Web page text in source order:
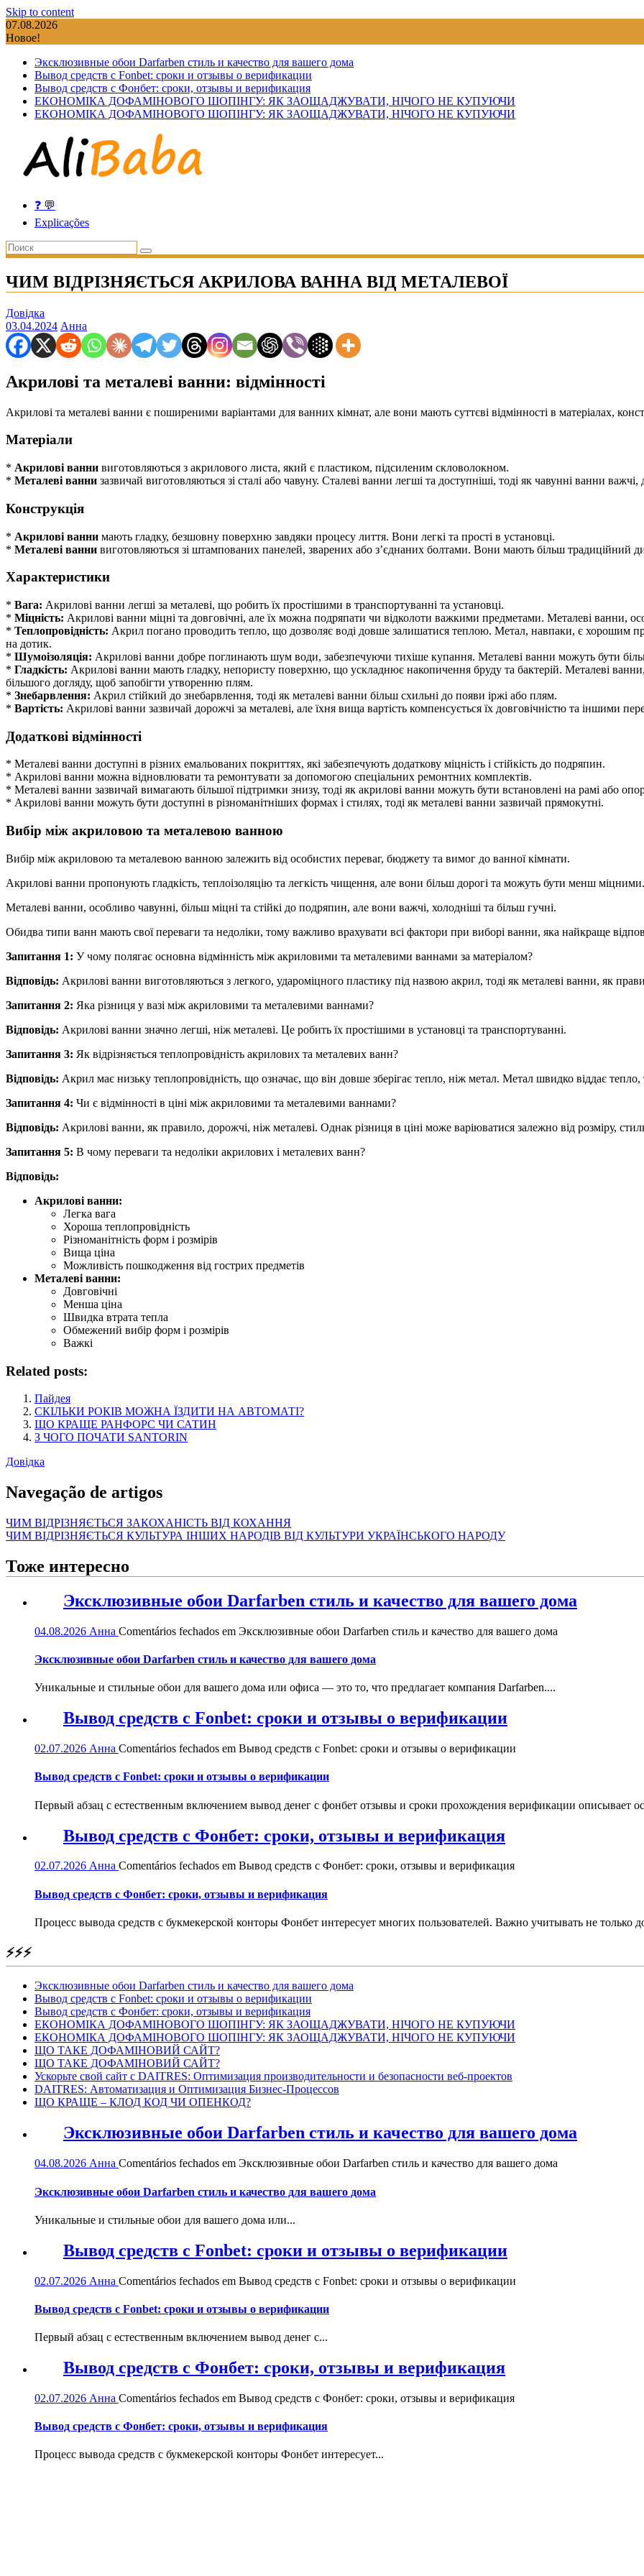
Skip to content
07.08.2026
Новое!
Эксклюзивные обои Darfarben стиль и качество для вашего дома
Вывод средств с Fonbet: сроки и отзывы о верификации
Вывод средств с Фонбет: сроки, отзывы и верификация
ЕКОНОМІКА ДОФАМІНОВОГО ШОПІНГУ: ЯК ЗАОЩАДЖУВАТИ, НІЧОГО НЕ КУПУЮЧИ
ЕКОНОМІКА ДОФАМІНОВОГО ШОПІНГУ: ЯК ЗАОЩАДЖУВАТИ, НІЧОГО НЕ КУПУЮЧИ
❓ 💬
Explicações
ЧИМ ВІДРІЗНЯЄТЬСЯ АКРИЛОВА ВАННА ВІД МЕТАЛЕВОЇ
Довідка
03.04.2024 Анна
Акрилові та металеві ванни: відмінності
Акрилові та металеві ванни є поширеними варіантами для ванних кімнат, але вони мають суттєві відмінності в матеріалах,
Матеріали
* Акрилові ванни виготовляються з акрилового листа, який є пластиком, підсиленим скловолокном.
* Металеві ванни зазвичай виготовляються зі сталі або чавуну. Сталеві ванни легші та доступніші, тоді як чавунні ванни важчі,
Конструкція
* Акрилові ванни мають гладку, безшовну поверхню завдяки процесу лиття. Вони легкі та прості в установці.
* Металеві ванни виготовляються зі штампованих панелей, зварених або з’єднаних болтами. Вони мають більш традиційний
Характеристики
* Вага: Акрилові ванни легші за металеві, що робить їх простішими в транспортуванні та установці.
* Міцність: Акрилові ванни міцні та довговічні, але їх можна подряпати чи відколоти важкими предметами. Металеві ванни,
* Теплопровідність: Акрил погано проводить тепло, що дозволяє воді довше залишатися теплою. Метал, навпаки, є хорошим
на дотик.
* Шумоізоляція: Акрилові ванни добре поглинають шум води, забезпечуючи тихіше купання. Металеві ванни можуть бути
* Гладкість: Акрилові ванни мають гладку, непористу поверхню, що ускладнює накопичення бруду та бактерій. Металеві
більшого догляду, щоб запобігти утворенню плям.
* Знебарвлення: Акрил стійкий до знебарвлення, тоді як металеві ванни більш схильні до появи іржі або плям.
* Вартість: Акрилові ванни зазвичай дорожчі за металеві, але їхня вища вартість компенсується їх довговічністю та іншими
Додаткові відмінності
* Металеві ванни доступні в різних емальованих покриттях, які забезпечують додаткову міцність і стійкість до подряпин.
* Акрилові ванни можна відновлювати та ремонтувати за допомогою спеціальних ремонтних комплектів.
* Металеві ванни зазвичай вимагають більшої підтримки знизу, тоді як акрилові ванни можуть бути встановлені на рамі або
* Акрилові ванни можуть бути доступні в різноманітніших формах і стилях, тоді як металеві ванни зазвичай прямокутні.
Вибір між акриловою та металевою ванною
Вибір між акриловою та металевою ванною залежить від особистих переваг, бюджету та вимог до ванної кімнати.
Акрилові ванни пропонують гладкість, теплоізоляцію та легкість чищення, але вони більш дорогі та можуть бути менш міцними.
Металеві ванни, особливо чавунні, більш міцні та стійкі до подряпин, але вони важчі, холодніші та більш гучні.
Обидва типи ванн мають свої переваги та недоліки, тому важливо врахувати всі фактори при виборі ванни, яка найкраще
Запитання 1: У чому полягає основна відмінність між акриловими та металевими ваннами за матеріалом?
Відповідь: Акрилові ванни виготовляються з легкого, удароміцного пластику під назвою акрил, тоді як металеві ванни, як
Запитання 2: Яка різниця у вазі між акриловими та металевими ваннами?
Відповідь: Акрилові ванни значно легші, ніж металеві. Це робить їх простішими в установці та транспортуванні.
Запитання 3: Як відрізняється теплопровідність акрилових та металевих ванн?
Відповідь: Акрил має низьку теплопровідність, що означає, що він довше зберігає тепло, ніж метал. Метал швидко віддає
Запитання 4: Чи є відмінності в ціні між акриловими та металевими ваннами?
Відповідь: Акрилові ванни, як правило, дорожчі, ніж металеві. Однак різниця в ціні може варіюватися залежно від розміру,
Запитання 5: В чому переваги та недоліки акрилових і металевих ванн?
Відповідь:
Акрилові ванни:
Легка вага
Хороша теплопровідність
Різноманітність форм і розмірів
Вища ціна
Можливість пошкодження від гострих предметів
Металеві ванни:
Довговічні
Менша ціна
Швидка втрата тепла
Обмежений вибір форм і розмірів
Важкі
Related posts:
Пайдея
СКІЛЬКИ РОКІВ МОЖНА ЇЗДИТИ НА АВТОМАТІ?
ЩО КРАЩЕ РАНФОРС ЧИ САТИН
З ЧОГО ПОЧАТИ SANTORIN
Довідка
Navegação de artigos
ЧИМ ВІДРІЗНЯЄТЬСЯ ЗАКОХАНІСТЬ ВІД КОХАННЯ
ЧИМ ВІДРІЗНЯЄТЬСЯ КУЛЬТУРА ІНШИХ НАРОДІВ ВІД КУЛЬТУРИ УКРАЇНСЬКОГО НАРОДУ
Тоже интересно
Эксклюзивные обои Darfarben стиль и качество для вашего дома
04.08.2026 Анна Comentários fechados em Эксклюзивные обои Darfarben стиль и качество для вашего дома
Эксклюзивные обои Darfarben стиль и качество для вашего дома
Уникальные и стильные обои для вашего дома или офиса — это то, что предлагает компания Darfarben....
Вывод средств с Fonbet: сроки и отзывы о верификации
02.07.2026 Анна Comentários fechados em Вывод средств с Fonbet: сроки и отзывы о верификации
Вывод средств с Fonbet: сроки и отзывы о верификации
Первый абзац с естественным включением вывод денег с фонбет отзывы и сроки прохождения верификации описывает
Вывод средств с Фонбет: сроки, отзывы и верификация
02.07.2026 Анна Comentários fechados em Вывод средств с Фонбет: сроки, отзывы и верификация
Вывод средств с Фонбет: сроки, отзывы и верификация
Процесс вывода средств с букмекерской конторы Фонбет интересует многих пользователей. Важно учитывать не только
⚡⚡⚡
Эксклюзивные обои Darfarben стиль и качество для вашего дома
Вывод средств с Fonbet: сроки и отзывы о верификации
Вывод средств с Фонбет: сроки, отзывы и верификация
ЕКОНОМІКА ДОФАМІНОВОГО ШОПІНГУ: ЯК ЗАОЩАДЖУВАТИ, НІЧОГО НЕ КУПУЮЧИ
ЕКОНОМІКА ДОФАМІНОВОГО ШОПІНГУ: ЯК ЗАОЩАДЖУВАТИ, НІЧОГО НЕ КУПУЮЧИ
ЩО ТАКЕ ДОФАМІНОВИЙ САЙТ?
ЩО ТАКЕ ДОФАМІНОВИЙ САЙТ?
Ускорьте свой сайт с DAITRES: Оптимизация производительности и безопасности веб-проектов
DAITRES: Автоматизация и Оптимизация Бизнес-Процессов
ЩО КРАЩЕ – КЛОД КОД ЧИ ОПЕНКОД?
Эксклюзивные обои Darfarben стиль и качество для вашего дома
04.08.2026 Анна Comentários fechados em Эксклюзивные обои Darfarben стиль и качество для вашего дома
Эксклюзивные обои Darfarben стиль и качество для вашего дома
Уникальные и стильные обои для вашего дома или...
Вывод средств с Fonbet: сроки и отзывы о верификации
02.07.2026 Анна Comentários fechados em Вывод средств с Fonbet: сроки и отзывы о верификации
Вывод средств с Fonbet: сроки и отзывы о верификации
Первый абзац с естественным включением вывод денег с...
Вывод средств с Фонбет: сроки, отзывы и верификация
02.07.2026 Анна Comentários fechados em Вывод средств с Фонбет: сроки, отзывы и верификация
Вывод средств с Фонбет: сроки, отзывы и верификация
Процесс вывода средств с букмекерской конторы Фонбет интересует...